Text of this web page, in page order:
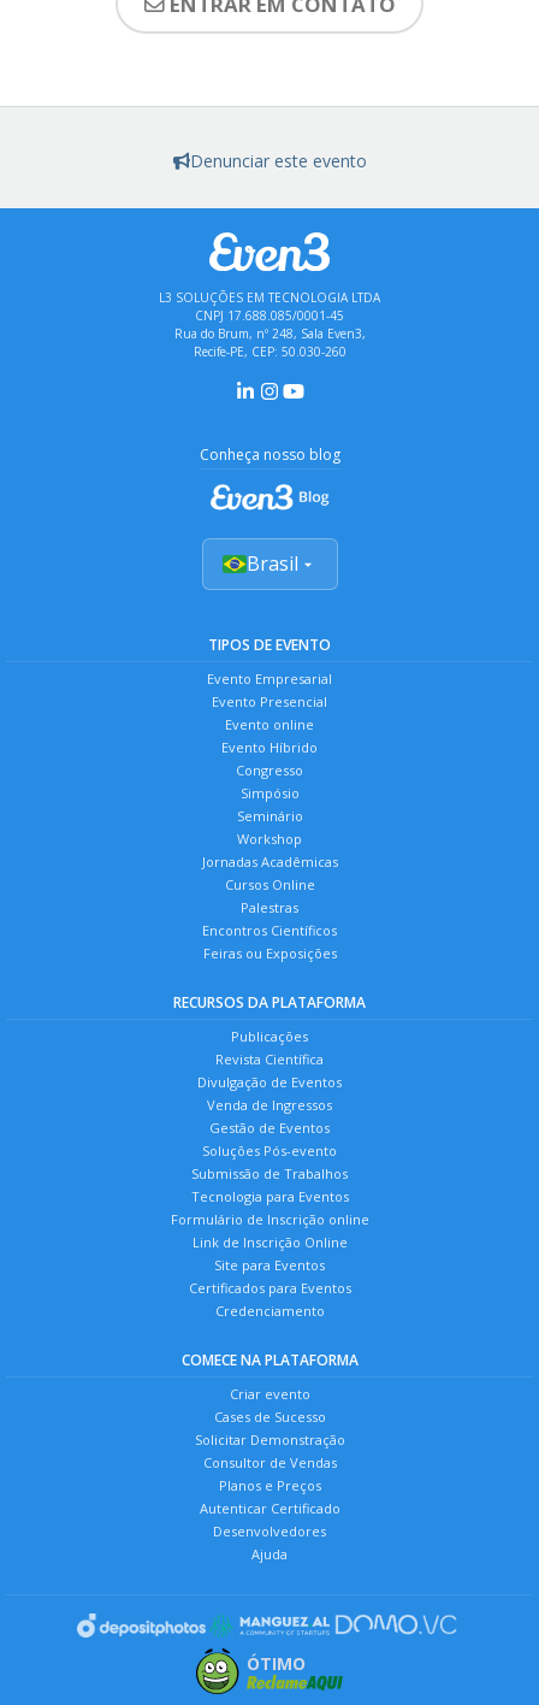
Denunciar este evento
L3 SOLUÇÕES EM TECNOLOGIA LTDA
CNPJ 17.688.085/0001-45
Rua do Brum, nº 248, Sala Even3,
Recife-PE, CEP: 50.030-260
Conheça nosso blog
Brasil
TIPOS DE EVENTO
Evento Empresarial
Evento Presencial
Evento online
Evento Híbrido
Congresso
Simpósio
Seminário
Workshop
Jornadas Acadêmicas
Cursos Online
Palestras
Encontros Científicos
Feiras ou Exposições
RECURSOS DA PLATAFORMA
Publicações
Revista Científica
Divulgação de Eventos
Venda de Ingressos
Gestão de Eventos
Soluções Pós-evento
Submissão de Trabalhos
Tecnologia para Eventos
Formulário de Inscrição online
Link de Inscrição Online
Site para Eventos
Certificados para Eventos
Credenciamento
COMECE NA PLATAFORMA
Criar evento
Cases de Sucesso
Solicitar Demonstração
Consultor de Vendas
Planos e Preços
Autenticar Certificado
Desenvolvedores
Ajuda
ÓTIMO